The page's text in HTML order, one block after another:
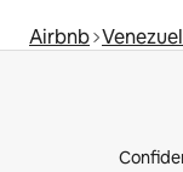
Airbnb